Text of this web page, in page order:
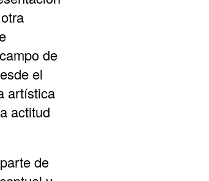
de
el
artística
actitud
de